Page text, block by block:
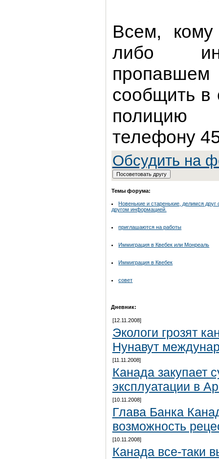
Всем, кому
либо
пропавшем
сообщить в
телефону
Обсудить на
Темы форума:
Новенькие и старенькие, делимся друг
другом информацией.
приглашаются на работы
Иммиграция в Квебек или Монреаль
Иммиграция в Квебек
совет
Дневник:
[12.11.2008]
Экологи грозят
Нунавут
[11.11.2008]
Канада закупает
эксплуатации в
[10.11.2008]
Глава Банка
возможность
[10.11.2008]
Канада все-таки